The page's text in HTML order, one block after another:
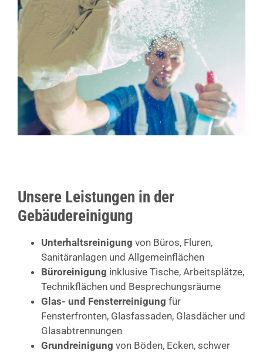
Unsere Leistungen in der
Gebäudereinigung
Unterhaltsreinigung von Büros, Fluren,
Sanitäranlagen und Allgemeinflächen
Büroreinigung inklusive Tische, Arbeitsplätze,
Technikflächen und Besprechungsräume
Glas- und Fensterreinigung für
Fensterfronten, Glasfassaden, Glasdächer und
Glasabtrennungen
Grundreinigung von Böden, Ecken, schwer